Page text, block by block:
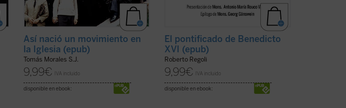
Así nació un movimiento en
la Iglesia (epub)
Tomás Morales S.J.
9,99€ IVA incluido
disponible en ebook:
El pontificado de Benedicto
XVI (epub)
Roberto Regoli
9,99€ IVA incluido
disponible en ebook: